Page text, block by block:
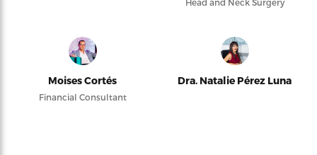
Moises Cortés
Financial Consultant
Dra. Natalie Pérez Luna